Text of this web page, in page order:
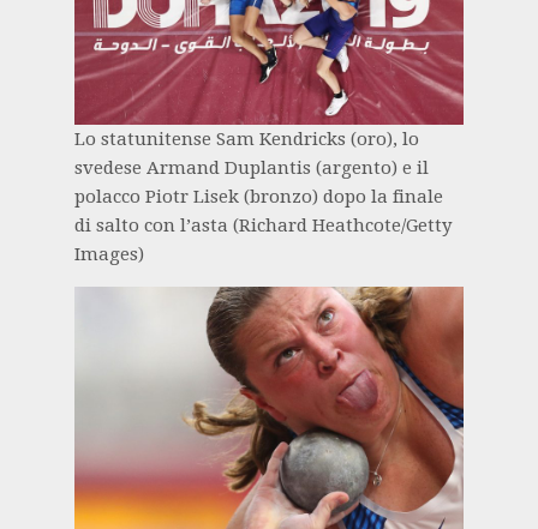
Lo statunitense Sam Kendricks (oro), lo
svedese Armand Duplantis (argento) e il
polacco Piotr Lisek (bronzo) dopo la finale
di salto con l’asta (Richard Heathcote/Getty
Images)